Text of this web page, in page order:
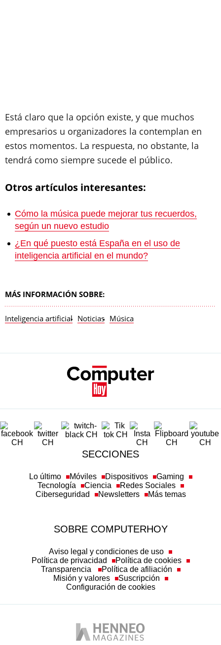
Está claro que la opción existe, y que muchos
empresarios u organizadores la contemplan en
estos momentos. La respuesta, no obstante, la
tendrá como siempre sucede el público.
Otros artículos interesantes:
Cómo la música puede mejorar tus recuerdos,
según un nuevo estudio
¿En qué puesto está España en el uso de
inteligencia artificial en el mundo?
MÁS INFORMACIÓN SOBRE:
Inteligencia artificial Noticias Música
SECCIONES
Lo último Móviles Dispositivos
Gaming
Tecnología
Ciencia
Redes Sociales
Ciberseguridad
Newsletters Más temas
SOBRE COMPUTERHOY
Aviso legal y condiciones de uso
Política de privacidad
Política de cookies
Transparencia
Política de afiliación
Misión y valores
Suscripción
Configuración de cookies